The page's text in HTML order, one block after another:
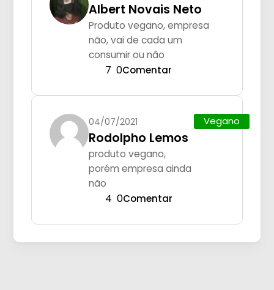
Albert Novais Neto
Produto vegano, empresa
não, vai de cada um
consumir ou não
7 0Comentar
04/07/2021
Rodolpho Lemos
produto vegano,
porém empresa ainda
não
Vegano
4 0Comentar